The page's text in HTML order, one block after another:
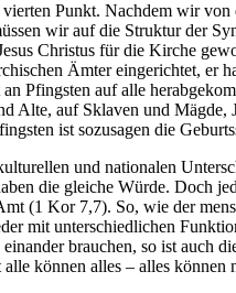
Punkt. Nachdem wir von
wir auf die Struktur der
Christus für die Kirche
Ämter eingerichtet, er
Pfingsten auf alle
Alte, auf Sklaven und Mägde,
ist sozusagen die
und nationalen
die gleiche Würde. Doch
(1 Kor 7,7). So, wie der
mit unterschiedlichen
brauchen, so ist auch
können alles – alles können